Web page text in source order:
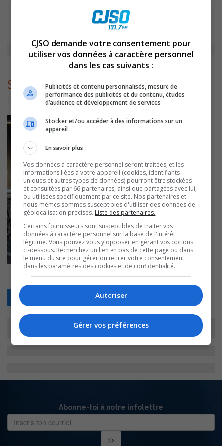
ÉTANGS AÉRÉS: LE PROJET DE VIDANGE,
DÉSHYDRATATION, TRANSPORT ET DISPOSITION DES BOUES PRÉSENTÉ
SeanceInformationEtangsAéérés
1 juin 2026 | Par Sylvain Rochon
Abonne-toi à notre infolettre
CJSO demande votre consentement pour
utiliser vos données à caractère personnel
dans les cas suivants :
Publicités et contenu personnalisés, mesure de
performance des publicités et du contenu, études
d’audience et développement de services
Stocker et/ou accéder à des informations sur un
appareil
En savoir plus
Vos données à caractère personnel seront traitées, et les
informations liées à votre appareil (cookies, identifiants
uniques et autres types de données) pourront être stockées
et consultées par 66 partenaires, ainsi que partagées avec lui,
ou utilisées spécifiquement par ce site. Nos partenaires et
nous-mêmes sommes susceptibles d'utiliser des données de
géolocalisation précises. Liste des partenaires.
Certains fournisseurs sont susceptibles de traiter vos
données à caractère personnel sur la base de l'intérêt
légitime. Vous pouvez vous y opposer en gérant vos options
ci-dessous. Recherchez un lien en bas de cette page ou dans
le menu du site pour gérer ou retirer votre consentement
dans les paramètres des cookies et de confidentialité.
Autoriser
Gérer vos préférences